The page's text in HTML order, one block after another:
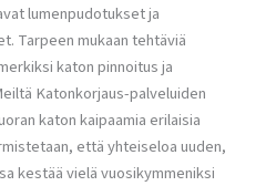
lumenpudotukset ja
Tarpeen mukaan tehtäviä
katon pinnoitus ja
Katonkorjaus-palveluiden
katon kaipaamia erilaisia
että yhteiseloa uuden,
kestää vielä vuosikymmeniksi